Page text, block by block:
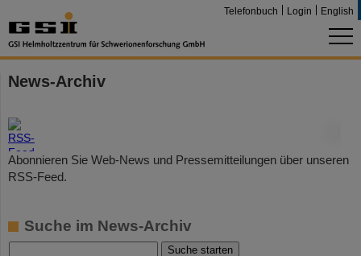
Telefonbuch Login English
News-Archiv
Abonnieren Sie Web-News und Pressemitteilungen über unseren
RSS-Feed.
Suche im News-Archiv